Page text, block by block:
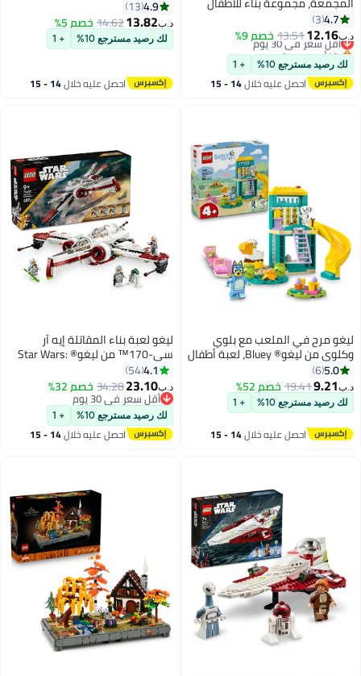
71864
4.7
3
د.ب‏12.16
13.51خصم 9% أقل سعر في 30 يوم
بتخلّص بسرعة
أقل سعر في 30 يوم
لك رصيد مسترجع 10% + 1
احصل عليه خلال 14 - 15
Sonic the Hedgehog
4.9
13
د.ب‏13.82
14.62خصم 5%
لك رصيد مسترجع 10% + 1
احصل عليه خلال 14 - 15
ليغو مرح في الملعب مع بلوي
وكلوي من ليغو® Bluey، لعبة أطفال
الروضة، مجموعة بناء حيوانات
إبداعية 11201
5.0
6
د.ب‏9.21
19.41خصم 52%
لك رصيد مسترجع 10% + 1
احصل عليه خلال 14 - 15
ليغو لعبة بناء المقاتلة إيه آر
سي-170™ من ليغو® Star Wars:
مجموعة خيالية 75402
4.1
54
د.ب‏23.10
34.28خصم 32%
أقل سعر في 30 يوم
أقل سعر في 30 يوم
لك رصيد مسترجع 10% + 1
احصل عليه خلال 14 - 15